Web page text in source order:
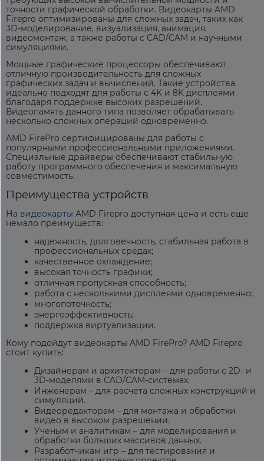
точности графической обработки. Видеокарты AMD
Firepro оптимизированы для сложных задач, таких как
3D-моделирование, визуализация, анимация,
видеомонтаж, а также работы с CAD/CAM и научными
симуляциями.
Мощные графические процессоры обеспечивают
отличную производительность для сложных
графических задач и вычислений. Такие устройства
идеально подходят для работы с 4K и 8K дисплеями
благодаря поддержке высоких разрешений.
Видеопамять данного типа позволяет обрабатывать
несколько сложных операций одновременно.
AMD FirePro сертифицированы для работы с
популярными профессиональными приложениями.
Специальные драйверы обеспечивают стабильную
работу программного обеспечения и максимальную
совместимость.
Преимущества устройств
На видеокарты AMD Firepro доступная цена и есть еще
немало преимуществ:
надежность, долговечность, стабильная работа в
профессиональных средах;
качественное охлаждение;
высокая точность графики;
отличная пропускная способность;
работа с несколькими дисплеями одновременно;
многопоточность;
энергоэффективность;
поддержка виртуализации.
Кому подойдут видеокарты AMD FirePro? AMD Firepro
стоит купить:
Дизайнерам и архитекторам – для работы с 2D- и
3D-моделями в CAD/CAM-системах.
Инженерам – для расчета сложных конструкций и
симуляций.
Видеоредакторам – для монтажа и обработки
видео в высоком разрешении.
Ученым и аналитикам – для моделирования и
обработки больших массивов данных.
Разработчикам игр – для тестирования и